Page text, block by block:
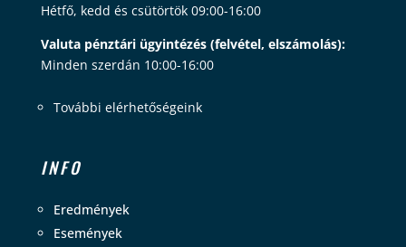
Hétfő, kedd és csütörtök 09:00-16:00
Valuta pénztári ügyintézés (felvétel, elszámolás):
Minden szerdán 10:00-16:00
További elérhetőségeink
INFO
Eredmények
Események